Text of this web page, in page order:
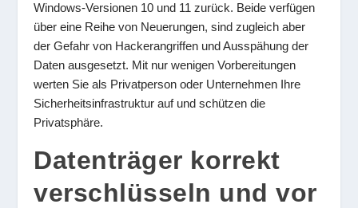
Windows-Versionen 10 und 11 zurück. Beide verfügen
über eine Reihe von Neuerungen, sind zugleich aber
der Gefahr von Hackerangriffen und Ausspähung der
Daten ausgesetzt. Mit nur wenigen Vorbereitungen
werten Sie als Privatperson oder Unternehmen Ihre
Sicherheitsinfrastruktur auf und schützen die
Privatsphäre.
Datenträger korrekt
verschlüsseln und vor